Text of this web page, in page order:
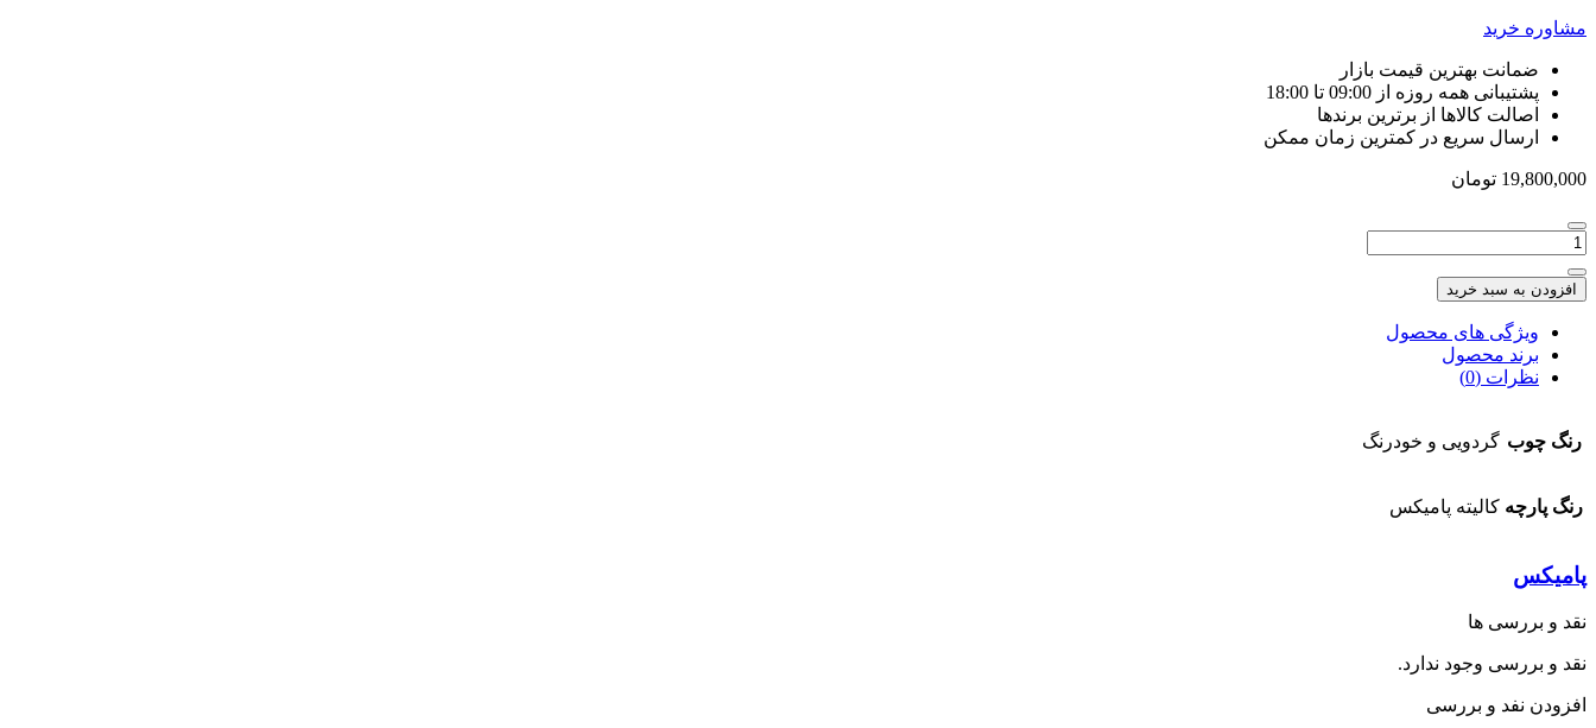
مشاوره خرید
ضمانت بهترین قیمت بازار
پشتیبانی همه روزه از 09:00 تا 18:00
اصالت کالاها از برترین برندها
ارسال سریع در کمترین زمان ممکن
19,800,000 تومان
تعداد:
نهارخوری
چوب
تمام
CH17
افزودن به سبد خرید
ویژگی های محصول
برند محصول
نظرات (0)
رنگ چوب گردویی و خودرنگ
رنگ پارچه کالیته پامیکس
پامیکس
نقد و بررسی ها
نقد و بررسی وجود ندارد.
افزودن نفد و بررسی